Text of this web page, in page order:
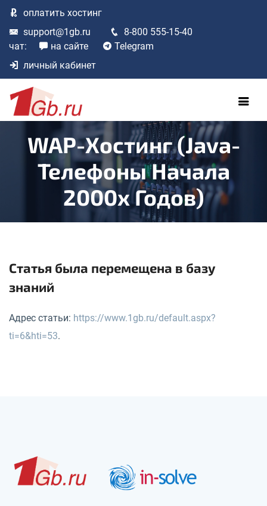
оплатить хостинг
support@1gb.ru
8-800 555-15-40
чат:
на сайте
Telegram
личный кабинет
WAP-Хостинг (Java-
Телефоны Начала
2000х Годов)
Статья была перемещена в базу
знаний
Адрес статьи: https://www.1gb.ru/default.aspx?
ti=6&hti=53.